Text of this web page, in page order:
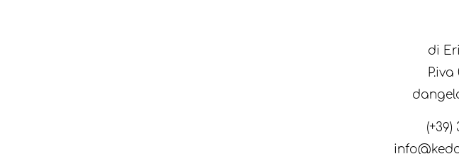
di
P.iva
(+39)